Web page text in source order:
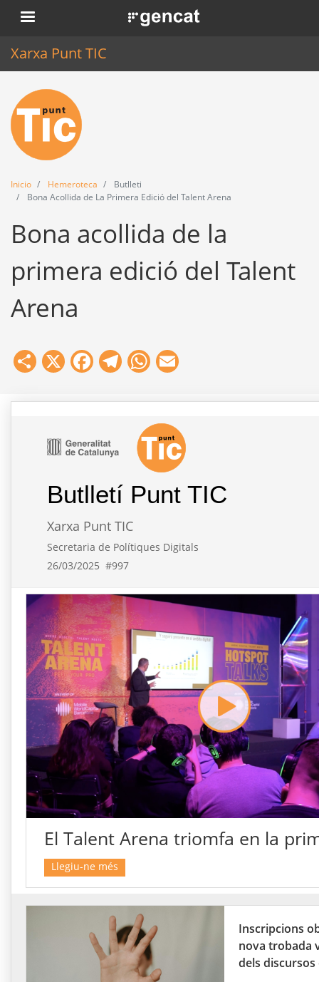
Pasar
al
. Obre en una nova finestra.
Xarxa Punt TIC
Inicio
Punt TIC
Actualidad
Agenda
Formación
Herramientas
Inicio Hemeroteca
Butlleti
Bona Acollida de La Primera Edició del Talent Arena
Bona acollida de la
primera edició del Talent
Arena
Share
X Facebook
Telegram
WhatsApp
Butlletí Punt TIC
Xarxa Punt TIC
Secretaria de Polítiques Digitals
26/03/2025 #997
El Talent Arena triomfa en la
Llegiu-ne més
Inscripcions
nova trobada
dels discursos